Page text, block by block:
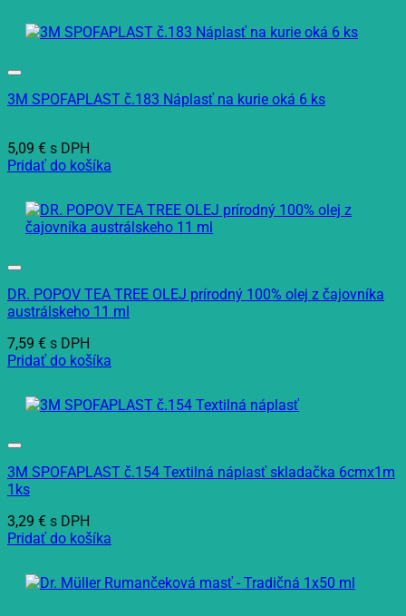
3M SPOFAPLAST č.183 Náplasť na kurie oká 6 ks
5,09 € s DPH
Pridať do košíka
DR. POPOV TEA TREE OLEJ prírodný 100% olej z čajovníka
austrálskeho 11 ml
7,59 € s DPH
Pridať do košíka
3M SPOFAPLAST č.154 Textilná náplasť skladačka 6cmx1m
1ks
3,29 € s DPH
Pridať do košíka